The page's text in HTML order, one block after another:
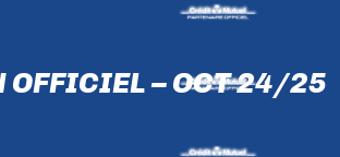
OFFICIEL – OCT 24/25